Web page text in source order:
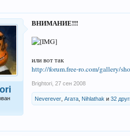
ВНИМАНИЕ!!!
или вот так
http://forum.free-ro.com/gallery/
Brightori 27 сен 2008
Neverever Агата Nihlathak и 32